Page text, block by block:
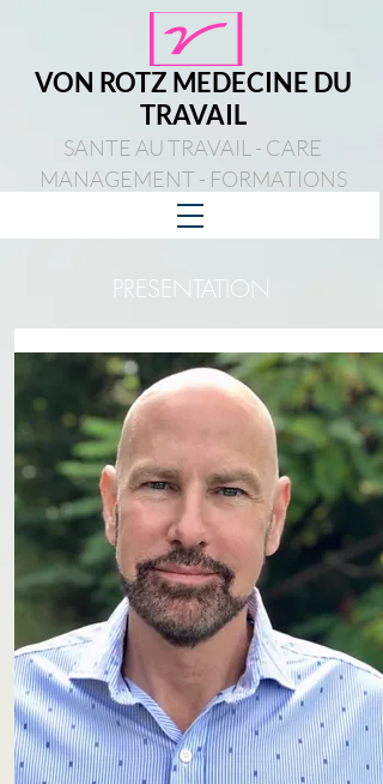
VON ROTZ MEDECINE DU
TRAVAIL
SANTE AU TRAVAIL - CARE
MANAGEMENT - FORMATIONS
PRESENTATION